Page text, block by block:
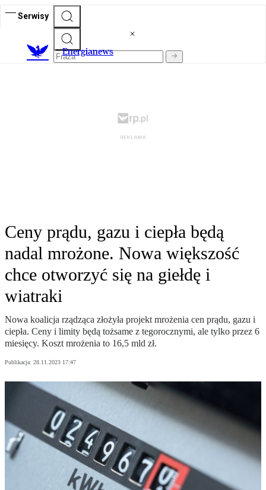
Serwisy
Energianews
Ceny prądu, gazu i ciepła będą
nadal mrożone. Nowa większość
chce otworzyć się na giełdę i
wiatraki
Nowa koalicja rządząca złożyła projekt mrożenia cen prądu, gazu i
ciepła. Ceny i limity będą tożsame z tegorocznymi, ale tylko przez 6
miesięcy. Koszt mrożenia to 16,5 mld zł.
Publikacja: 28.11.2023 17:47